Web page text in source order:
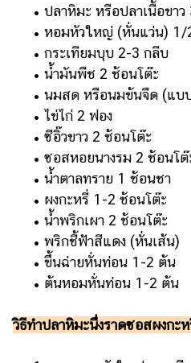
• ปลาหิมะ หรือปลาเนื้อขาว
• หอมหัวใหญ่ (หั่นแว่น) 1/
• กระเทียมบุบ 2-3 กลีบ
• น้ำมันพืช 2 ช้อนโต๊ะ
• นมสด หรือนมข้นจืด (แบบ
• ไข่ไก่ 2 ฟอง
• ซีอิ๊วขาว 2 ช้อนโต๊ะ
• ซอสหอยนางรม 2 ช้อนโต๊
• น้ำตาลทราย 1 ช้อนชา
• ผงกะหรี่ 1-2 ช้อนโต๊ะ
• น้ำพริกเผา 2 ช้อนโต๊ะ
• พริกชี้ฟ้าสีแดง (หั่นเส้น)
• ขึ้นฉ่ายหั่นท่อน 1-2 ต้น
• ต้นหอมหั่นท่อน 1-2 ต้น
วิธีทำปลาหิมะนึ่งราดซอสผงกะ